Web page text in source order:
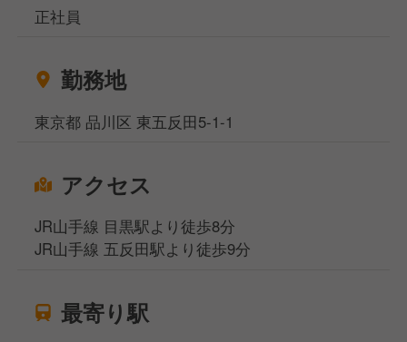
ための戦略を選定。
商品の在庫管理や発注業務を通じて、商品供給がスム
ーズに行われるよう管理。
⑤お客様対応
正社員
勤務地
東京都 品川区 東五反田5-1-1
アクセス
JR山手線 目黒駅より徒歩8分
JR山手線 五反田駅より徒歩9分
最寄り駅